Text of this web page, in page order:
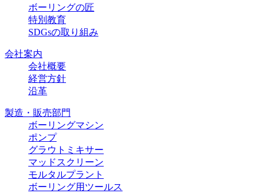
ボーリングの匠
特別教育
SDGsの取り組み
会社案内
会社概要
経営方針
沿革
製造・販売部門
ボーリングマシン
ポンプ
グラウトミキサー
マッドスクリーン
モルタルプラント
ボーリング用ツールス